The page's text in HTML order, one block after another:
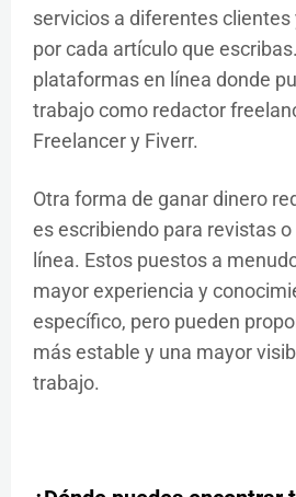
servicios a diferentes clientes
por cada artículo que
plataformas en línea donde
trabajo como redactor
Freelancer y Fiverr.
Otra forma de ganar dinero
es escribiendo para revistas
línea. Estos puestos a
mayor experiencia y
específico, pero pueden
más estable y una mayor
trabajo.